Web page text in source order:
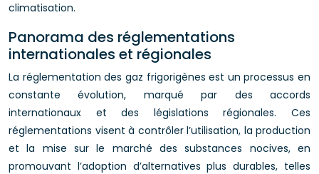
climatisation.
Panorama des réglementations
internationales et régionales
La réglementation des gaz frigorigènes est un processus en
constante évolution, marqué par des accords
internationaux et des législations régionales. Ces
réglementations visent à contrôler l’utilisation, la production
et la mise sur le marché des substances nocives, en
promouvant l’adoption d’alternatives plus durables, telles